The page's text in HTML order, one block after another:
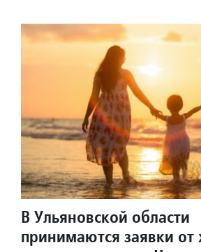
В Ульяновской области
принимаются заявки